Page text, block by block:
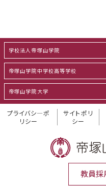
学校法人帝塚山学院
帝塚山学院中学校高等学校
帝塚山学院大学
プライバシ―ポ
リシー
サイトポリ
シー